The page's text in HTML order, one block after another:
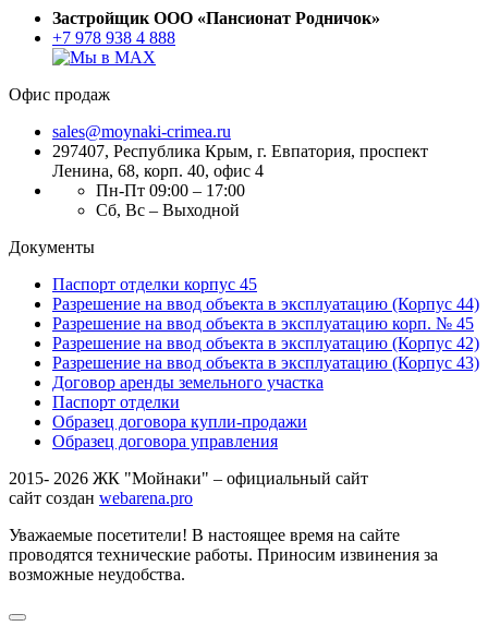
Застройщик ООО «Пансионат Родничок»
+7 978 938 4 888
Офис продаж
sales@moynaki-crimea.ru
297407, Республика Крым, г. Евпатория, проспект
Ленина, 68, корп. 40, офис 4
Пн-Пт 09:00 – 17:00
Сб, Вс – Выходной
Документы
Паспорт отделки корпус 45
Разрешение на ввод объекта в эксплуатацию (Корпус 44)
Разрешение на ввод объекта в эксплуатацию корп. № 45
Разрешение на ввод объекта в эксплуатацию (Корпус 42)
Разрешение на ввод объекта в эксплуатацию (Корпус 43)
Договор аренды земельного участка
Паспорт отделки
Образец договора купли-продажи
Образец договора управления
2015- 2026 ЖК "Мойнаки" – официальный сайт
сайт создан webarena.pro
Уважаемые посетители! В настоящее время на сайте
проводятся технические работы. Приносим извинения за
возможные неудобства.